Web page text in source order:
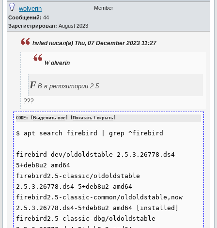
wolverin
Сообщений: 44
Зарегистрирован: August 2023
Member
hvlad писал(а) Thu, 07 December 2023 11:27
wolverin
F B в репозитории 2.5
???
CODE: [ Выделить все] [ Показать / скрыть ]
$ apt search firebird | grep ^firebird
firebird-dev/oldoldstable 2.5.3.26778.ds4-
5+deb8u2 amd64
firebird2.5-classic/oldoldstable
2.5.3.26778.ds4-5+deb8u2 amd64
firebird2.5-classic-common/oldoldstable,now
2.5.3.26778.ds4-5+deb8u2 amd64 [installed]
firebird2.5-classic-dbg/oldoldstable